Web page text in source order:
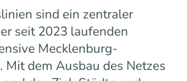
sind ein zentraler
seit 2023 laufenden
Mecklenburg-
Mit dem Ausbau des Netzes